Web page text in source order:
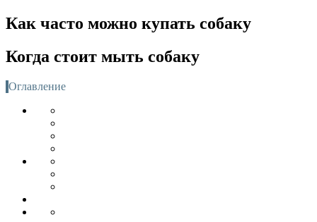
Как часто можно купать собаку
Когда стоит мыть собаку
Оглавление